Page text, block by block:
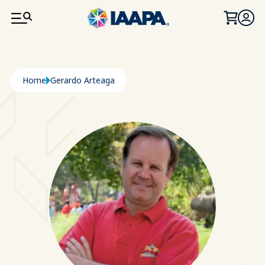
SALTA AL CONTENUTO PRINCIPALE
Briciole di pane
Home Gerardo Arteaga